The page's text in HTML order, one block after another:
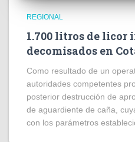
REGIONAL
1.700 litros de licor
decomisados en
Como resultado de un
autoridades competentes
posterior destrucción de
de aguardiente de caña,
con los parámetros